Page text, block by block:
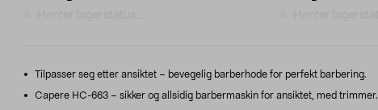
Tilpasser seg etter ansiktet – bevegelig barberhode for perfekt barbering.
Capere HC-663 – sikker og allsidig barbermaskin for ansiktet, med trimmer.